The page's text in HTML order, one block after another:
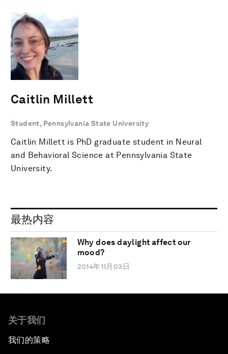
Caitlin Millett
Student, Pennsylvania State University
Caitlin Millett is PhD graduate student in Neural
and Behavioral Science at Pennsylvania State
University.
最热内容
Why does daylight affect our
mood?
2014年11月03日
关于我们
我们的策略